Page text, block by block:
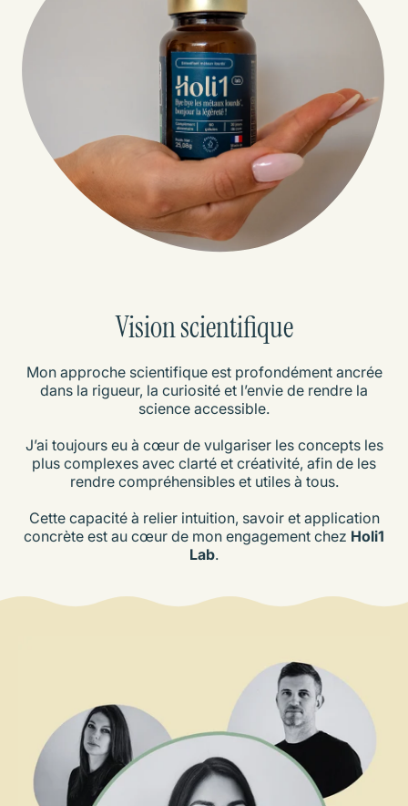
Vision scientifique
Mon approche scientifique est profondément ancrée
dans la rigueur, la curiosité et l’envie de rendre la
science accessible.
J’ai toujours eu à cœur de vulgariser les concepts les
plus complexes avec clarté et créativité, afin de les
rendre compréhensibles et utiles à tous.
Cette capacité à relier intuition, savoir et application
concrète est au cœur de mon engagement chez Holi1
Lab.